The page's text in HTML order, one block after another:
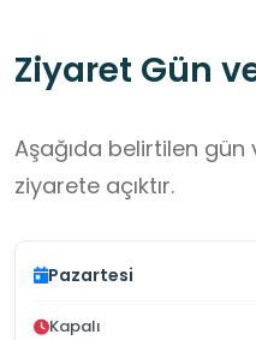
sürdürmektedir.
Ziyaret Gün
Aşağıda belirtilen
ziyarete açıktır.
Pazartesi
Kapalı